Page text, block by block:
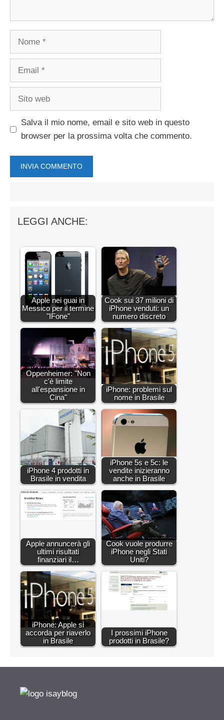
Nome
Email
Sito
Salva il mio nome, email e sito web in questo
browser per la prossima volta che commento.
LEGGI ANCHE:
Apple nei guai in
Messico per il termine
"IFone"
Cook sui 37 milioni di
iPhone venduti: un
numero discreto
Oppenheimer: "Non
c'è limite
all'espansione in
Cina"
iPhone: problemi sul
nome in Brasile
iPhone 4 prodotti in
Brasile in vendita
iPhone 5s e 5c: le
vendite inizieranno
anche in Brasile
Apple annuncerà gli
ultimi risultati
finanziari il…
Cook vuole produrre
iPhone negli Stati
Uniti?
iPhone: Apple si
accorda per riaverlo
in Brasile
I prossimi iPhone
prodotti in Brasile?